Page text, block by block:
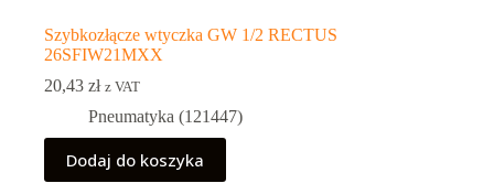
Szybkozłącze wtyczka GW 1/2 RECTUS
26SFIW21MXX
20,43 zł z VAT
Pneumatyka (121447)
Dodaj do koszyka